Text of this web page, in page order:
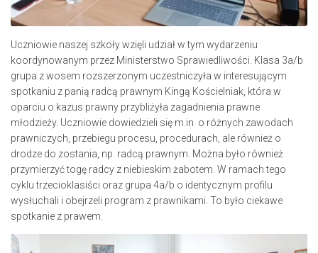
Uczniowie naszej szkoły wzięli udział w tym wydarzeniu
koordynowanym przez Ministerstwo Sprawiedliwości. Klasa 3a/b
grupa z wosem rozszerzonym uczestniczyła w interesującym
spotkaniu z panią radcą prawnym Kingą Kościelniak, która w
oparciu o kazus prawny przybliżyła zagadnienia prawne
młodzieży. Uczniowie dowiedzieli się m.in. o różnych zawodach
prawniczych, przebiegu procesu, procedurach, ale również o
drodze do zostania, np. radcą prawnym. Można było również
przymierzyć togę radcy z niebieskim żabotem. W ramach tego
cyklu trzecioklasiści oraz grupa 4a/b o identycznym profilu
wysłuchali i obejrzeli program z prawnikami. To było ciekawe
spotkanie z prawem.